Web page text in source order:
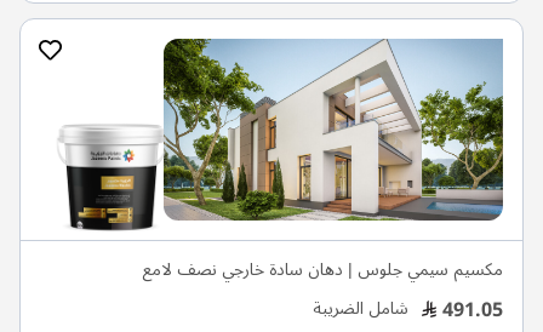
مكسيم سيمي جلوس | دهان سادة خارجي نصف لامع
491.05 شامل الضريبة